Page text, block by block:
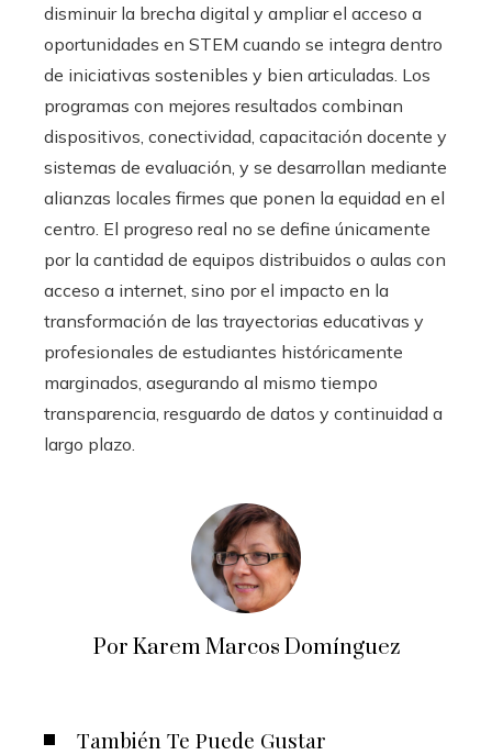
disminuir la brecha digital y ampliar el acceso a
oportunidades en STEM cuando se integra dentro
de iniciativas sostenibles y bien articuladas. Los
programas con mejores resultados combinan
dispositivos, conectividad, capacitación docente y
sistemas de evaluación, y se desarrollan mediante
alianzas locales firmes que ponen la equidad en el
centro. El progreso real no se define únicamente
por la cantidad de equipos distribuidos o aulas con
acceso a internet, sino por el impacto en la
transformación de las trayectorias educativas y
profesionales de estudiantes históricamente
marginados, asegurando al mismo tiempo
transparencia, resguardo de datos y continuidad a
largo plazo.
Por Karem Marcos Domínguez
También Te Puede Gustar